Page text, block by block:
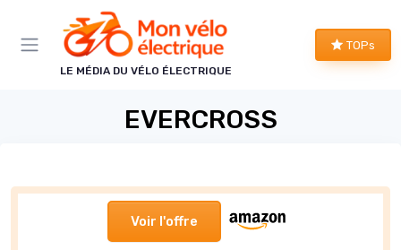
LE MÉDIA DU VÉLO ÉLECTRIQUE
TOPs
EVERCROSS
Voir l'offre
Panneau de gestion des cookies